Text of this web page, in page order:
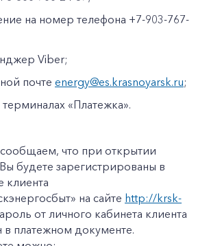
на номер телефона +7-903-767-
Viber;
почте energy@es.krasnoyarsk.ru;
«Платежка».
что при открытии
будете зарегистрированы в
клиента
на сайте http://krsk-
от личного кабинета клиента
в платежном документе.